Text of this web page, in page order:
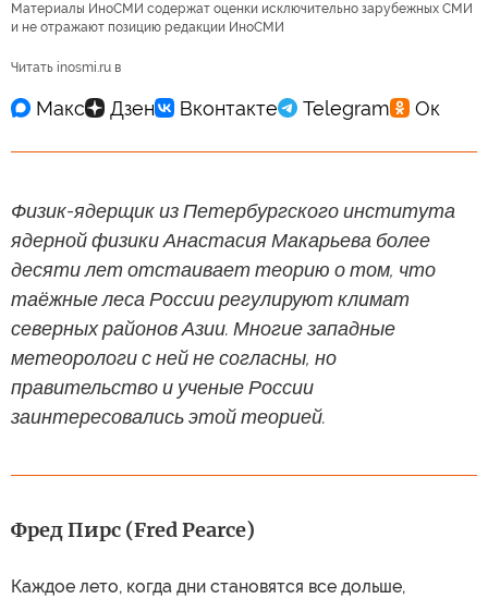
Материалы ИноСМИ содержат оценки исключительно зарубежных СМИ
и не отражают позицию редакции ИноСМИ
Читать inosmi.ru в
Физик-ядерщик из Петербургского института
ядерной физики Анастасия Макарьева более
десяти лет отстаивает теорию о том, что
таёжные леса России регулируют климат
северных районов Азии. Многие западные
метеорологи с ней не согласны, но
правительство и ученые России
заинтересовались этой теорией.
Фред Пирс (Fred Pearce)
Каждое лето, когда дни становятся все дольше,